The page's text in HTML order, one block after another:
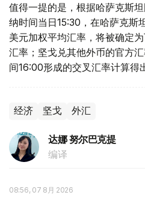
值得一提的是，根据哈萨克斯
纳时间当日15:30，在哈萨克斯
美元加权平均汇率，将被确定
汇率；坚戈兑其他外币的官方
间16:00形成的交叉汇率计算得
经济 坚戈 外汇
达娜 努尔巴克提
编译
08:56, 07 8月 2026